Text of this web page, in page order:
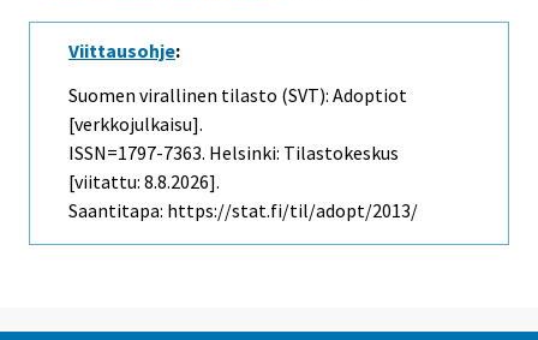
Viittausohje:
Suomen virallinen tilasto (SVT): Adoptiot
[verkkojulkaisu].
ISSN=1797-7363. Helsinki: Tilastokeskus
[viitattu: 8.8.2026].
Saantitapa: https://stat.fi/til/adopt/2013/